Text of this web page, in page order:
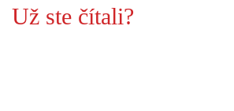
Už ste čítali?